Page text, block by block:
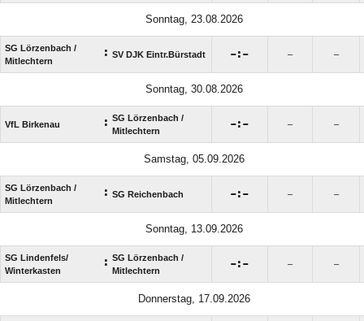
Sonntag, 23.08.2026
SG Lörzenbach /​
Mitlechtern
: SV DJK Eintr.Bürstadt : – –
Sonntag, 30.08.2026
VfL Birkenau : SG Lörzenbach /​
Mitlechtern
: – –
Samstag, 05.09.2026
SG Lörzenbach /​
Mitlechtern
: SG Reichenbach : – –
Sonntag, 13.09.2026
SG Lindenfels/​
Winterkasten
: SG Lörzenbach /​
Mitlechtern
: – –
Donnerstag, 17.09.2026